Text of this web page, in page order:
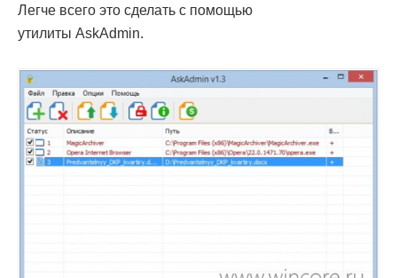
Легче всего это сделать с помощью
утилиты AskAdmin.